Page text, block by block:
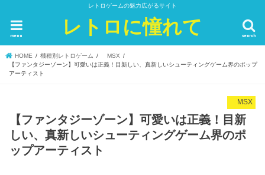
レトロゲームの魅力広がるサイト
レトロに憧れて search
menu
HOME 機種別レトロゲーム
MSX
【ファンタジーゾーン】可愛いは正義！目新しい、真新しいシューティングゲーム界のポップ
アーティスト
MSX
【ファンタジーゾーン】可愛いは正義！目新
しい、真新しいシューティングゲーム界のポ
ップアーティスト